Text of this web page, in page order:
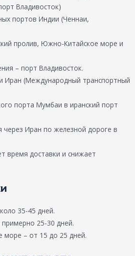
Владивосток)
портов Индии (Ченнаи,
пролив, Южно-Китайское море и
– порт Владивосток.
Иран (Международный транспортный
порта Мумбаи в иранский порт
через Иран по железной дороге в
время доставки и снижает
35-45 дней.
25-30 дней.
море – от 15 до 25 дней.